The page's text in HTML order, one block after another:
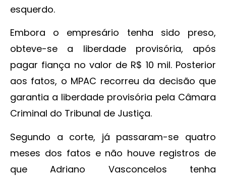
esquerdo.
Embora o empresário tenha sido preso,
obteve-se a liberdade provisória, após
pagar fiança no valor de R$ 10 mil. Posterior
aos fatos, o MPAC recorreu da decisão que
garantia a liberdade provisória pela Câmara
Criminal do Tribunal de Justiça.
Segundo a corte, já passaram-se quatro
meses dos fatos e não houve registros de
que Adriano Vasconcelos tenha